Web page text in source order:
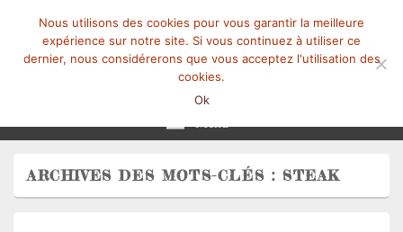
ARCHIVES DES MOTS-CLÉS :STEAK
Nous utilisons des cookies pour vous garantir la meilleure
expérience sur notre site. Si vous continuez à utiliser ce
dernier, nous considérerons que vous acceptez l'utilisation des
cookies.
Ok